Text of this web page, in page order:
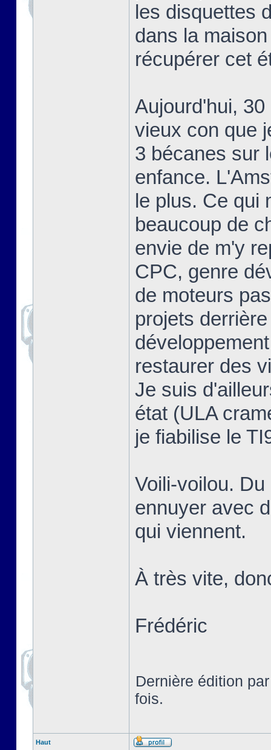
les disquettes
dans la
récupérer cet
Aujourd'hui,
vieux con que
3 bécanes sur
enfance.
le plus. Ce qui
beaucoup de
envie de m'y
CPC, genre
de moteurs
projets
restaurer des
Je suis
état (ULA
je fiabilise le
Voili-voilou.
ennuyer avec
qui viennent.
À très vite,
Frédéric
Dernière édition
fois.
Haut